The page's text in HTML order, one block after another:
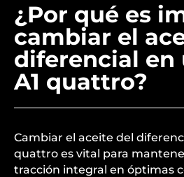
¿Por qué es
cambiar el
diferencial en
A1 quattro?
Cambiar el aceite del
quattro es vital para
tracción integral en óptimas